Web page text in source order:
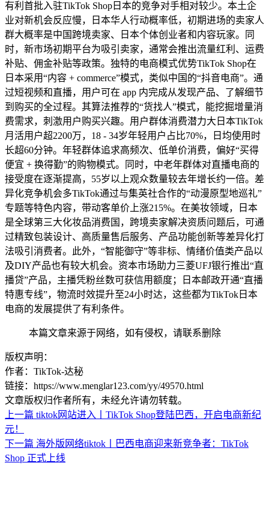
有利首批入驻TikTok Shop日本的竞争对手相对较少。本土企
业对新机会反应慢，日本华人行动概率低，初期进场的卖家人
群大概率是中国跨境卖家、日本个体创业者和内容玩家。同
时，新市场初期平台为吸引卖家，通常会推出流量红利、运费
补贴、佣金补贴等政策。独特的电商模式优势TikTok Shop在
日本采用“内容 + commerce”模式，类似中国的“抖音电商”。通
过短视频和直播，用户可在 app 内完成从发现产品、了解细节
到购买的全过程。其算法推荐的“货找人”模式，能挖掘增量消
费需求，刺激用户购买兴趣。用户群体消费潜力大日本TikTok
月活用户超2200万，18 - 34岁年轻用户占比70%，日均使用时
长超60分钟。年轻群体追求高频次、低单价消费，偏好“买得
便宜 + 换得勤”的购物模式。同时，中老年群体对直播电商的
接受度在逐渐提高，55岁以上观众数量较去年增长约一倍。差
异化竞争机会多TikTok通过与集英社合作的“动漫原型地巡礼”
专题等特色内容，带动客单价上涨215%。在美妆领域，日本
是全球第三大化妆品消费国，跨境卖家解决资质问题后，可通
过精致包装设计、高质量售后服务、产品功能创新等差异化打
法吸引消费者。此外，“智能御守”等非标、情绪价值类产品以
及DIY产品也有较大机会。资本市场助力三菱UFJ银行推出“直
播贷”产品，主播凭粉丝数可获信用额度；日本邮政开通“直播
特惠专线”，物流时效提升至24小时达，这些都为TikTok日本
电商的发展提供了有利条件。
本篇文章来源于网络，如有侵权，请联系删除
版权声明：
作者：TikTok-达秘
链接：https://www.menglar123.com/yy/49570.html
文章版权归作者所有，未经允许请勿转载。
上一篇 tiktok网站进入丨TikTok Shop登陆巴西，开启电商新纪
元！
下一篇 海外版网络tiktok丨巴西电商迎来新竞争者：TikTok
Shop 正式上线